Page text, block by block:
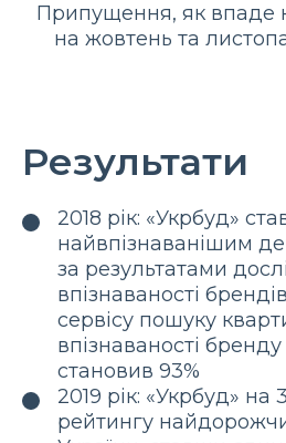
Припущення, як впаде
на жовтень та
Результати
2018 рік: «Укрбуд»
найвпізнаванішим
за результатами
впізнаваності
сервісу пошуку
впізнаваності
становив 93%
2019 рік: «Укрбуд» на
рейтингу